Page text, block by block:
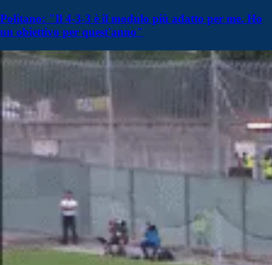
Politano: "Il 4-3-3 è il modulo più adatto per me. Ho
un obiettivo per quest'anno"